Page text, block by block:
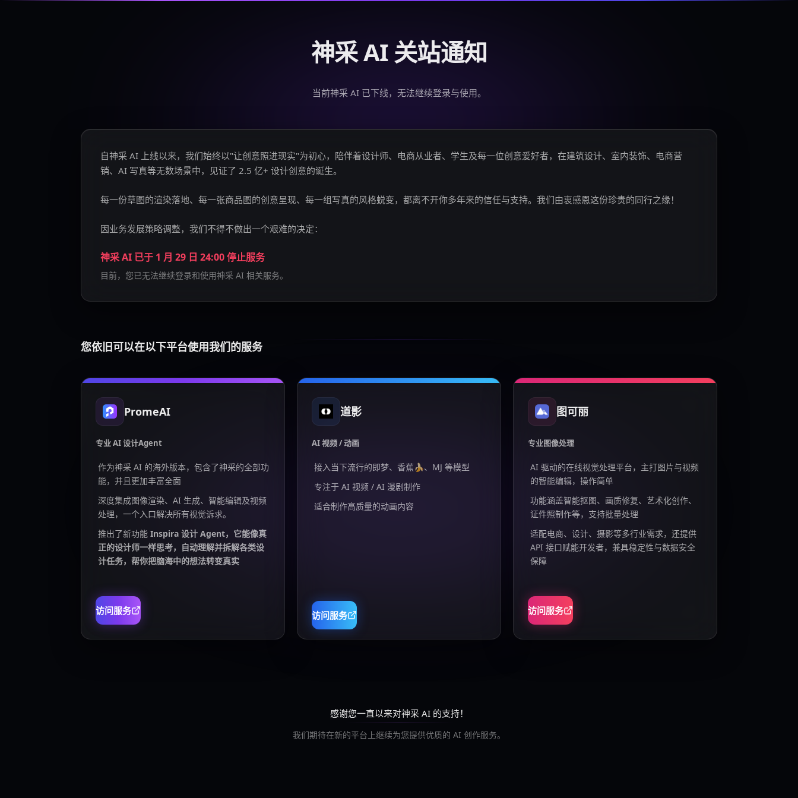
神采 AI 关站通知
当前神采 AI 已下线，无法继续登录与使用。
自神采 AI 上线以来，我们始终以"让创意照进现实"为初心，陪伴着设计师、电商从业者、学生及每一位创意爱好者，在建筑设计、室内装饰、电商营
销、AI 写真等无数场景中，见证了 2.5 亿+ 设计创意的诞生。
每一份草图的渲染落地、每一张商品图的创意呈现、每一组写真的风格蜕变，都离不开你多年来的信任与支持。我们由衷感恩这份珍贵的同行之缘！
因业务发展策略调整，我们不得不做出一个艰难的决定：
神采 AI 已于 1 月 29 日 24:00 停止服务
目前，您已无法继续登录和使用神采 AI 相关服务。
您依旧可以在以下平台使用我们的服务
PromeAI
专业 AI 设计Agent
作为神采 AI 的海外版本，包含了神采的全部功
能，并且更加丰富全面
深度集成图像渲染、AI 生成、智能编辑及视频
处理，一个入口解决所有视觉诉求。
推出了新功能 Inspira 设计 Agent，它能像真
正的设计师一样思考，自动理解并拆解各类设
计任务，帮你把脑海中的想法转变真实
访问服务
道影
AI 视频 / 动画
接入当下流行的即梦、香蕉🍌、MJ 等模型
专注于 AI 视频 / AI 漫剧制作
适合制作高质量的动画内容
访问服务
图可丽
专业图像处理
AI 驱动的在线视觉处理平台，主打图片与视频
的智能编辑，操作简单
功能涵盖智能抠图、画质修复、艺术化创作、
证件照制作等，支持批量处理
适配电商、设计、摄影等多行业需求，还提供
API 接口赋能开发者，兼具稳定性与数据安全
保障
访问服务
感谢您一直以来对神采 AI 的支持！
我们期待在新的平台上继续为您提供优质的 AI 创作服务。